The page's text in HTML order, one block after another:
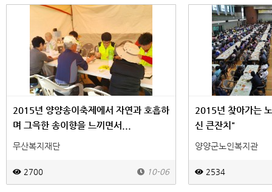
2015년 양양송이축제에서 자연과 호흡하
며 그윽한 송이향을 느끼면서...
무산복지재단
2700 10-06
2015년 찾아가는
신 큰잔치"
양양군노인복지관
2534